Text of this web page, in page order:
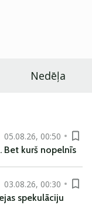
Nedēļa
05.08.26, 00:50
Bet kurš nopelnīs
03.08.26, 00:30
spekulāciju